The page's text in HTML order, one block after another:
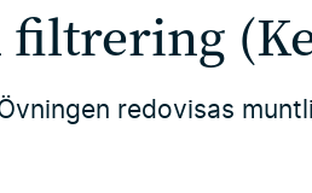
redovisas